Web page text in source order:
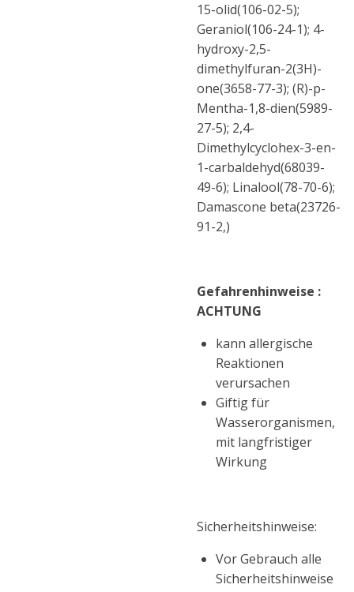
15-olid(106-02-5);
Geraniol(106-24-1); 4-
hydroxy-2,5-
dimethylfuran-2(3H)-
one(3658-77-3); (R)-p-
Mentha-1,8-dien(5989-
27-5); 2,4-
Dimethylcyclohex-3-en-
1-carbaldehyd(68039-
49-6); Linalool(78-70-6);
Damascone beta(23726-
91-2,)
Gefahrenhinweise :
ACHTUNG
kann allergische
Reaktionen
verursachen
Giftig für
Wasserorganismen,
mit langfristiger
Wirkung
Sicherheitshinweise:
Vor Gebrauch alle
Sicherheitshinweise